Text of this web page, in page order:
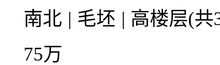
南北 | 毛坯 | 高楼层(共
75万